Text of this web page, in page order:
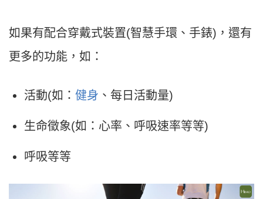
如果有配合穿戴式裝置(智慧手環、手錶)，還有
更多的功能，如：
活動(如： 健身 、每日活動量)
生命徵象(如：心率、呼吸速率等等)
呼吸等等